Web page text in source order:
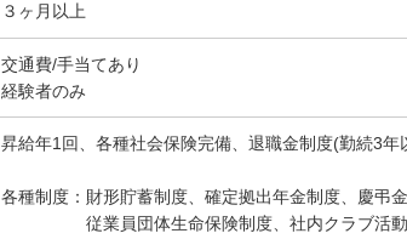
３ヶ月以上
交通費/手当てあり
経験者のみ
昇給年1回、各種社会保険完備、退職金制度(勤続3年
各種制度：財形貯蓄制度、確定拠出年金制度、慶弔
従業員団体生命保険制度、社内クラブ活動、